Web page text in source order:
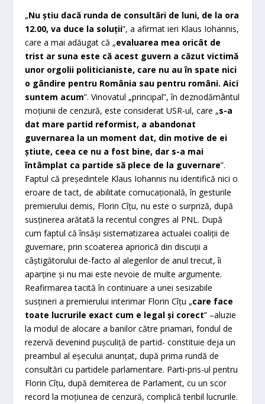
„Nu ştiu dacă runda de consultări de luni, de la ora
12.00, va duce la soluţii”, a afirmat ieri Klaus Iohannis,
care a mai adăugat că „evaluarea mea oricât de
trist ar suna este că acest guvern a căzut victimă
unor orgolii politicianiste, care nu au în spate nici
o gândire pentru România sau pentru români. Aici
suntem acum”. Vinovatul „principal”, în deznodământul
moţiunii de cenzură, este considerat USR-ul, care „s-a
dat mare partid reformist, a abandonat
guvernarea la un moment dat, din motive de ei
ştiute, ceea ce nu a fost bine, dar s-a mai
întâmplat ca partide să plece de la guvernare”.
Faptul că preşedintele Klaus Iohannis nu identifică nici o
eroare de tact, de abilitate comucaţională, în gesturile
premierului demis, Florin Cîţu, nu este o surpriză, după
susţinerea arătată la recentul congres al PNL. După
cum faptul că însăşi sistematizarea actualei coaliţii de
guvernare, prin scoaterea apriorică din discuţii a
câştigătorului de-facto al alegerilor de anul trecut, îi
aparţine şi nu mai este nevoie de multe argumente.
Reafirmarea tacită în continuare a unei sesizabile
susţineri a premierului interimar Florin Cîţu „care face
toate lucrurile exact cum e legal şi corect” –aluzie
la modul de alocare a banilor către priamari, fondul de
rezervă devenind puşculiţă de partid- constituie deja un
preambul al eşecului anunţat, după prima rundă de
consultări cu partidele parlamentare. Parti-pris-ul pentru
Florin Cîţu, după demiterea de Parlament, cu un scor
record la moţiunea de cenzură, complică teribil lucrurile.